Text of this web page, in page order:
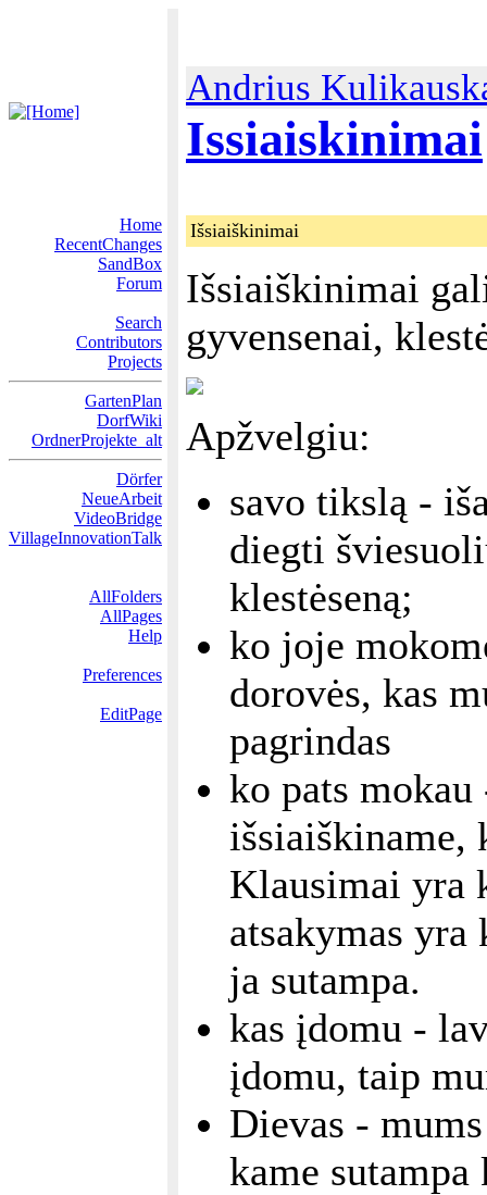
Andrius
Issiaiskinimai
Home
RecentChanges
SandBox
Forum
Search
Contributors
Projects
GartenPlan
DorfWiki
OrdnerProjekte_alt
Dörfer
NeueArbeit
VideoBridge
VillageInnovationTalk
AllFolders
AllPages
Help
Preferences
EditPage
Išsiaiškinimai
Išsiaiškinimai
gyvensenai,
Apžvelgiu:
savo tikslą -
diegti
klestėseną;
ko joje
dorovės, kas
pagrindas
ko pats
išsiaiškiname,
Klausimai yra
atsakymas yra
ja sutampa.
kas įdomu -
įdomu, taip
Dievas -
kame